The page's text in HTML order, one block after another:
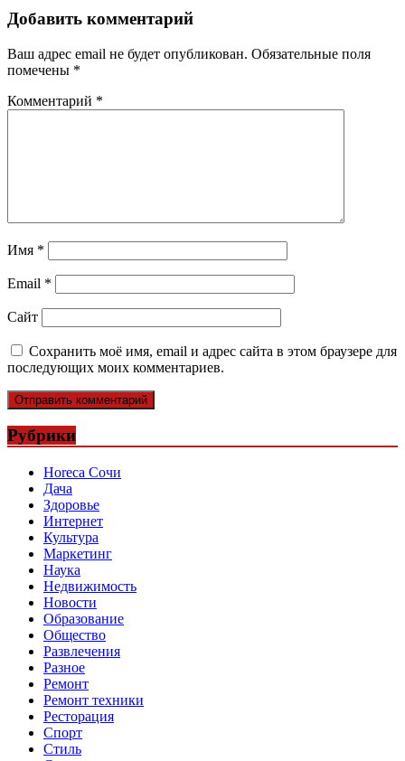
Добавить комментарий
Ваш адрес email не будет опубликован. Обязательные поля
помечены *
Комментарий *
Имя *
Email *
Сайт
Сохранить моё имя, email и адрес сайта в этом браузере для
последующих моих комментариев.
Рубрики
Horeca Сочи
Дача
Здоровье
Интернет
Культура
Маркетинг
Наука
Недвижимость
Новости
Образование
Общество
Развлечения
Разное
Ремонт
Ремонт техники
Ресторация
Спорт
Стиль